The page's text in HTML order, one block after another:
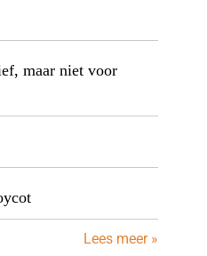
maar niet voor
Lees meer »